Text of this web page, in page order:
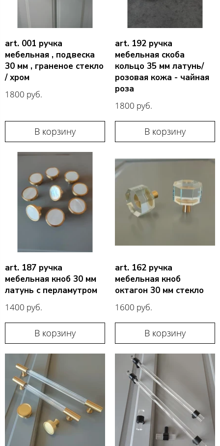
art. 001 ручка
мебельная , подвеска
30 мм , граненое стекло
/ хром
1800 руб.
В корзину
art. 192 ручка
мебельная скоба
кольцо 35 мм латунь/
розовая кожа - чайная
роза
1800 руб.
В корзину
art. 187 ручка
мебельная кноб 30 мм
латунь с перламутром
1400 руб.
В корзину
art. 162 ручка
мебельная кноб
октагон 30 мм стекло
1600 руб.
В корзину